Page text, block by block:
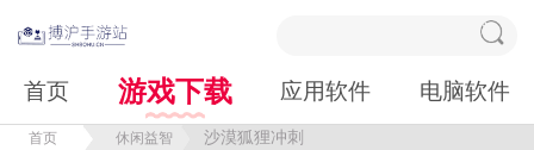
首页 游戏下载 应用软件 电脑软件
首页 休闲益智 沙漠狐狸冲刺